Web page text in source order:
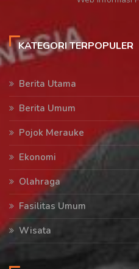
KATEGORI TERPOPULER
Berita Utama
Berita Umum
Pojok Merauke
Ekonomi
Olahraga
Fasilitas Umum
Wisata